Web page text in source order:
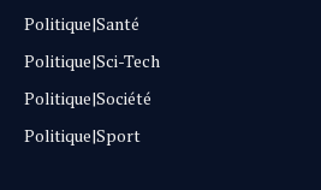
Politique|Santé
Politique|Sci-Tech
Politique|Société
Politique|Sport